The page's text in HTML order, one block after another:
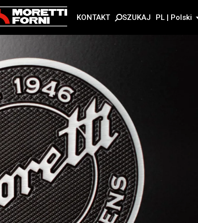
KONTAKT SZUKAJ PL | Polski